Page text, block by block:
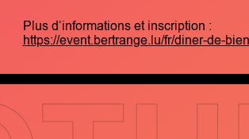
Plus d’informations et inscription :
https://event.bertrange.lu/fr/diner-de-